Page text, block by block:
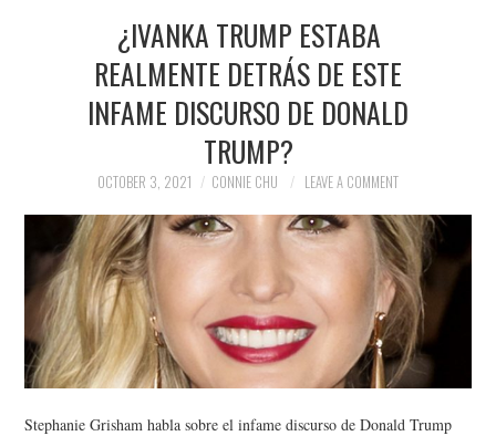
POLITICS
SPORTS
TECHNOLOGY
¿IVANKA TRUMP ESTABA
REALMENTE DETRÁS DE ESTE
INFAME DISCURSO DE DONALD
TRUMP?
OCTOBER 3, 2021 CONNIE CHU LEAVE A COMMENT
Stephanie Grisham habla sobre el infame discurso de Donald Trump